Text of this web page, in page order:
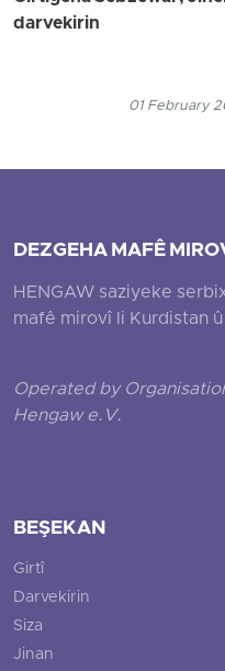
darvekirin
01 February
DEZGEHA MAFÊ
HENGAW saziyeke
mafê mirovî li Kurdistan
Operated by
Hengaw e.V.
BEŞEKAN
Girtî
Darvekirin
Siza
Jinan